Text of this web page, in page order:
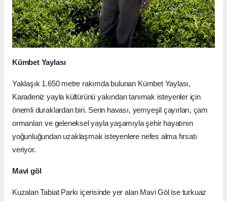
Kümbet Yaylası
Yaklaşık 1.650 metre rakımda bulunan Kümbet Yaylası,
Karadeniz yayla kültürünü yakından tanımak isteyenler için
önemli duraklardan biri. Serin havası, yemyeşil çayırları, çam
ormanları ve geleneksel yayla yaşamıyla şehir hayatının
yoğunluğundan uzaklaşmak isteyenlere nefes alma fırsatı
veriyor.
Mavi göl
Kuzalan Tabiat Parkı içerisinde yer alan Mavi Göl ise turkuaz